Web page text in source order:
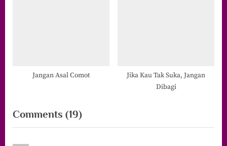
Jangan Asal Comot
Jika Kau Tak Suka, Jangan
Dibagi
Comments (19)on
“Karena